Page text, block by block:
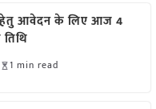
हेतु आवेदन के लिए आज 4
1 min read